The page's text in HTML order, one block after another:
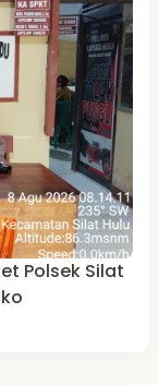
Polsek Silat